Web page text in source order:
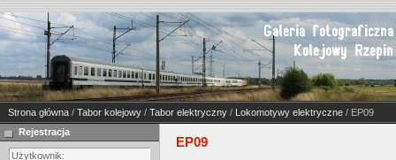
Strona główna / Tabor kolejowy / Tabor elektryczny / Lokomotywy elektryczne / EP09
Rejestracja
EP09